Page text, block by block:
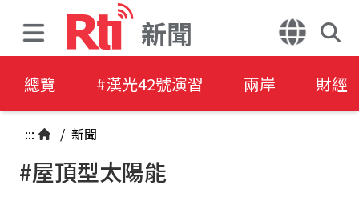
新聞
總覽 #漢光42號演習 兩岸 財經
::: / 新聞
#屋頂型太陽能